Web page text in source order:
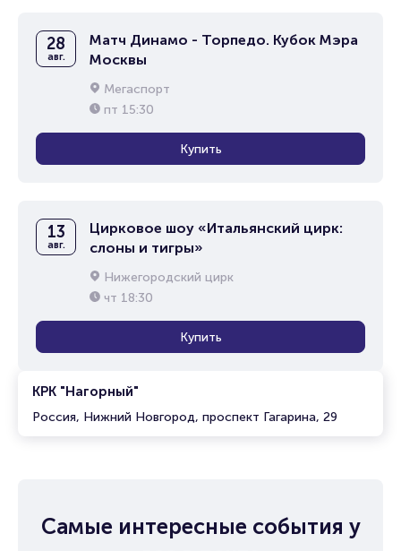
КРК "Нагорный"
Россия, Нижний Новгород, проспект Гагарина, 29
28
авг.
Матч Динамо - Торпедо. Кубок Мэра
Москвы
Мегаспорт
пт 15:30
Купить
13
авг.
Цирковое шоу «Итальянский цирк:
слоны и тигры»
Нижегородский цирк
чт 18:30
Купить
Самые интересные события у